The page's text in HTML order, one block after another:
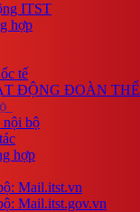
ITST
hợp
tế
ĐỘNG ĐOÀN THỂ
nội bộ
hợp
Mail.itst.vn
Mail.itst.gov.vn